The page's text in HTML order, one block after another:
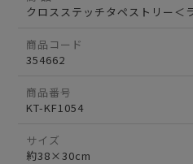
クロスステッチタペストリー＜
商品コード
354662
商品番号
KT-KF1054
サイズ
約38×30cm